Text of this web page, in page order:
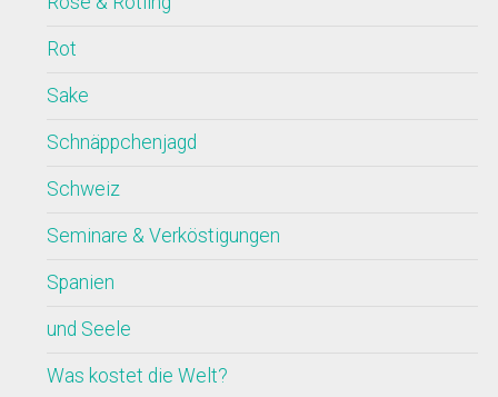
Rot
Sake
Schnäppchenjagd
Schweiz
Seminare & Verköstigungen
Spanien
und Seele
Was kostet die Welt?